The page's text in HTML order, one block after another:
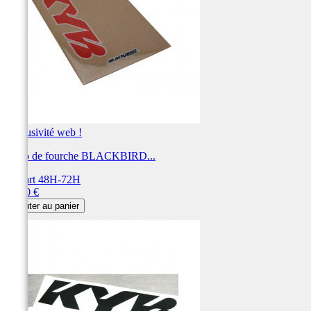
Exclusivité web !
Déco de fourche BLACKBIRD...
Départ 48H-72H
27,00 €
Ajouter au panier